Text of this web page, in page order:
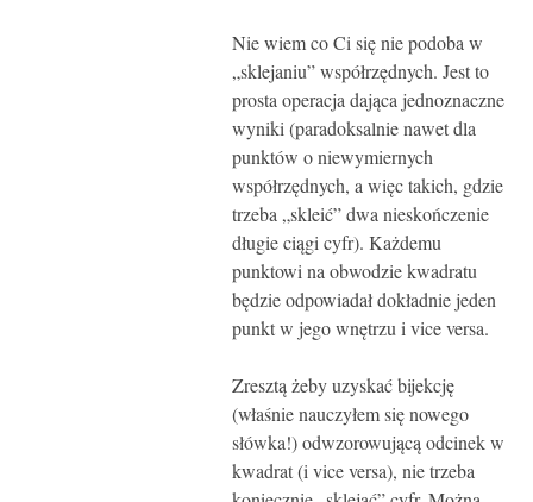
Nie wiem co Ci się nie podoba w
„sklejaniu” współrzędnych. Jest to
prosta operacja dająca jednoznaczne
wyniki (paradoksalnie nawet dla
punktów o niewymiernych
współrzędnych, a więc takich, gdzie
trzeba „skleić” dwa nieskończenie
długie ciągi cyfr). Każdemu
punktowi na obwodzie kwadratu
będzie odpowiadał dokładnie jeden
punkt w jego wnętrzu i vice versa.
Zresztą żeby uzyskać bijekcję
(właśnie nauczyłem się nowego
słówka!) odwzorowującą odcinek w
kwadrat (i vice versa), nie trzeba